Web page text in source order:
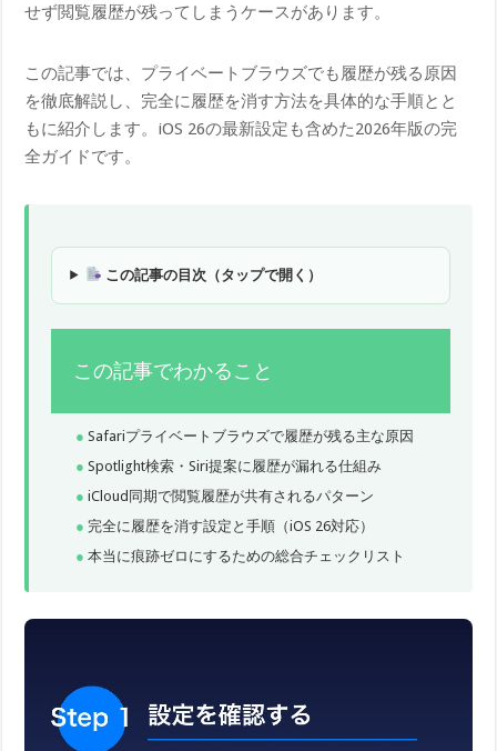
せず閲覧履歴が残ってしまうケースがあります。
この記事では、プライベートブラウズでも履歴が残る原因
を徹底解説し、完全に履歴を消す方法を具体的な手順とと
もに紹介します。iOS 26の最新設定も含めた2026年版の完
全ガイドです。
この記事の目次（タップで開く）
この記事でわかること
Safariプライベートブラウズで履歴が残る主な原因
Spotlight検索・Siri提案に履歴が漏れる仕組み
iCloud同期で閲覧履歴が共有されるパターン
完全に履歴を消す設定と手順（iOS 26対応）
本当に痕跡ゼロにするための総合チェックリスト